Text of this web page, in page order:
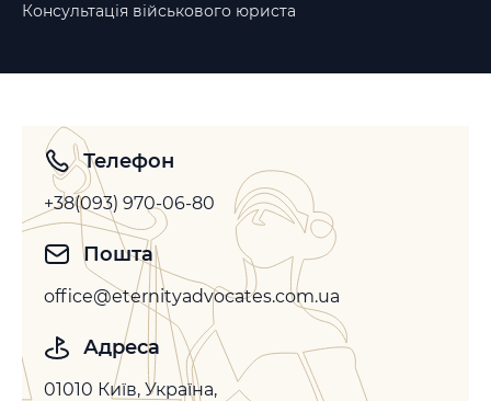
Консультація військового юриста
Телефон
+38(093) 970-06-80
Пошта
office@eternityadvocates.com.ua
Адреса
01010 Київ, Україна,